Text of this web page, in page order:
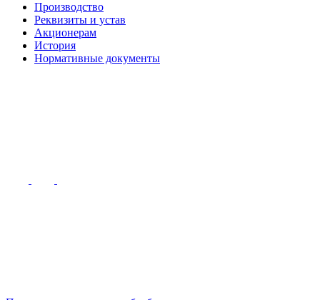
Производство
Реквизиты и устав
Акционерам
История
Нормативные документы